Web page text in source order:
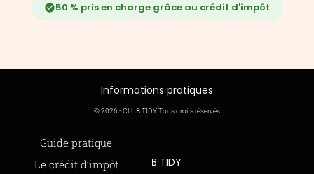
50 % pris en charge grâce au crédit d'impôt
Informations pratiques
Guide pratique
Le crédit d’impôt
© 2026 - CLUB TIDY Tous droits réservés
Informations légales
CLUB TIDY
SAS CLUB TIDY